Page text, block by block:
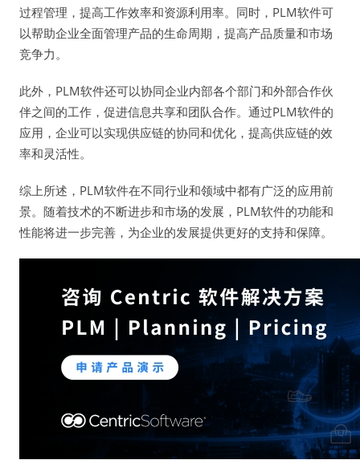
过程管理，提高工作效率和资源利用率。同时，PLM软件可
以帮助企业全面管理产品的生命周期，提高产品质量和市场
竞争力。
此外，PLM软件还可以协同企业内部各个部门和外部合作伙
伴之间的工作，促进信息共享和团队合作。通过PLM软件的
应用，企业可以实现供应链的协同和优化，提高供应链的效
率和灵活性。
综上所述，PLM软件在不同行业和领域中都有广泛的应用前
景。随着技术的不断进步和市场的发展，PLM软件的功能和
性能将进一步完善，为企业的发展提供更好的支持和保障。